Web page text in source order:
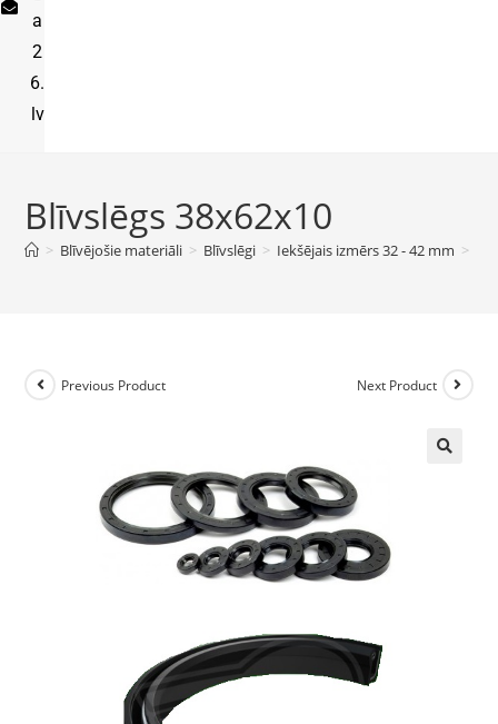
a
2
6.
lv
Blīvslēgs 38x62x10
> Blīvējošie materiāli > Blīvslēgi > Iekšējais izmērs 32 - 42 mm >
Previous Product Next Product